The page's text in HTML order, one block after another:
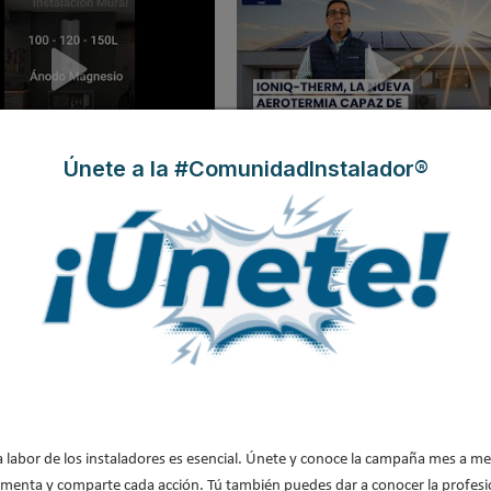
AQUATHERM de Hyundai
IONIQ-THERM de HYUNDAI, la
98% con energía solar
Únete a la #ComunidadInstalador®
labor de los instaladores es esencial. Únete y conoce la campaña mes a
y comparte cada acción. Tú también puedes dar a conocer la